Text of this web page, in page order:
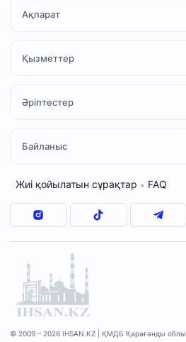
Мақала
Ihsan Media
Ақпарат
Намаз
Ислам қабылдау
Дәрістер кестесі
Қызметтер
«Зекет» қоры
Сұрақ–жауап
Әріптестер
«QMDB HALAL»
«Зекет» қоры
«Уақып» қоры
Байланыс
+7(7212)77-17-47
Жиі қойылатын сұрақтар • FAQ
© 2009 – 2026 IHSAN.KZ | ҚМДБ Қарағанды